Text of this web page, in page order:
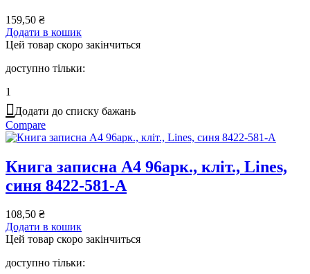
159,50 ₴
Додати в кошик
Цей товар скоро закінчиться
доступно тільки:
1
Додати до списку бажань
Compare
Книга записна А4 96арк., кліт., Lines,
синя 8422-581-A
108,50 ₴
Додати в кошик
Цей товар скоро закінчиться
доступно тільки: